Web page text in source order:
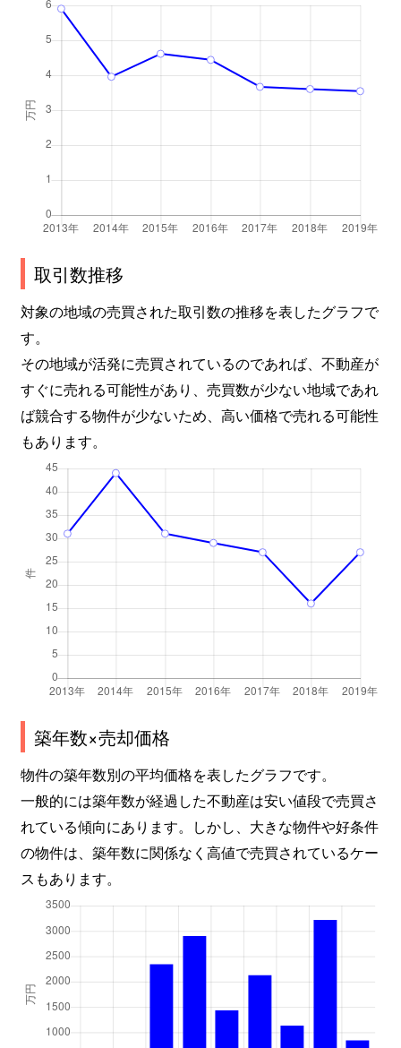
取引数推移
対象の地域の売買された取引数の推移を表したグラフで
す。
その地域が活発に売買されているのであれば、不動産が
すぐに売れる可能性があり、売買数が少ない地域であれ
ば競合する物件が少ないため、高い価格で売れる可能性
もあります。
築年数×売却価格
物件の築年数別の平均価格を表したグラフです。
一般的には築年数が経過した不動産は安い値段で売買さ
れている傾向にあります。しかし、大きな物件や好条件
の物件は、築年数に関係なく高値で売買されているケー
スもあります。